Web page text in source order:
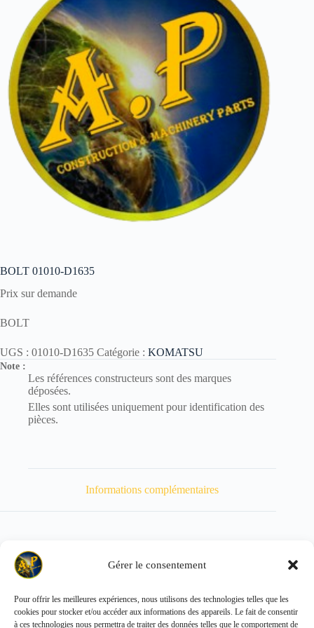
Gérer le consentement
Pour offrir les meilleures expériences, nous utilisons des technologies telles que les
cookies pour stocker et/ou accéder aux informations des appareils. Le fait de consentir
à ces technologies nous permettra de traiter des données telles que le comportement de
BOLT 01010-D1635
Prix sur demande
BOLT
UGS : 01010-D1635 Catégorie : KOMATSU
Note :
Les références constructeurs sont des marques
déposées.
Elles sont utilisées uniquement pour identification des
pièces.
Informations complémentaires
Poids 90 kg
Copyright © 2026 - ALL PARTS FRANCE SAS